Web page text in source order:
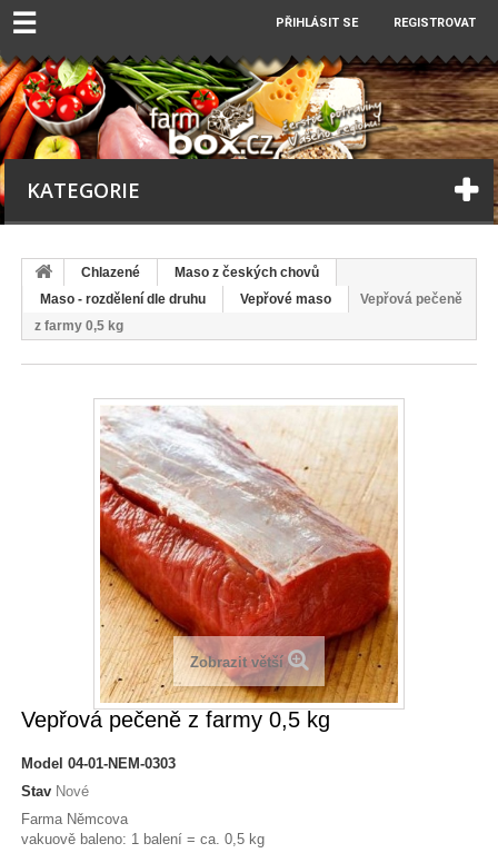
☰ PŘIHLÁSIT SE REGISTROVAT
KATEGORIE
Chlazené
Maso z českých chovů
Maso - rozdělení dle druhu
Vepřové maso
Vepřová pečeně
z farmy 0,5 kg
Zobrazit větší
Vepřová pečeně z farmy 0,5 kg
Model 04-01-NEM-0303
Stav Nové
Farma Němcova
vakuově baleno: 1 balení = ca. 0,5 kg